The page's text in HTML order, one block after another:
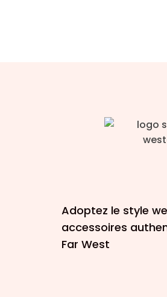
Adoptez le style
accessoires
Far West